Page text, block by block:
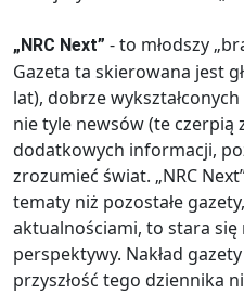
„NRC Next” - to młodszy
Gazeta ta skierowana jest
lat), dobrze
nie tyle newsów (te czerpią
dodatkowych informacji,
zrozumieć świat. „NRC
tematy niż pozostałe
aktualnościami, to stara się
perspektywy. Nakład
przyszłość tego dziennika